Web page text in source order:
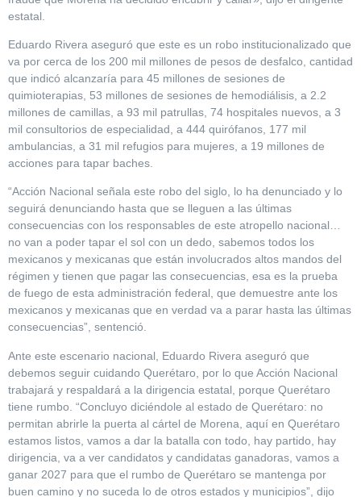
estatal.
Eduardo Rivera aseguró que este es un robo institucionalizado que
va por cerca de los 200 mil millones de pesos de desfalco, cantidad
que indicó alcanzaría para 45 millones de sesiones de
quimioterapias, 53 millones de sesiones de hemodiálisis, a 2.2
millones de camillas, a 93 mil patrullas, 74 hospitales nuevos, a 3
mil consultorios de especialidad, a 444 quirófanos, 177 mil
ambulancias, a 31 mil refugios para mujeres, a 19 millones de
acciones para tapar baches.
“Acción Nacional señala este robo del siglo, lo ha denunciado y lo
seguirá denunciando hasta que se lleguen a las últimas
consecuencias con los responsables de este atropello nacional…
no van a poder tapar el sol con un dedo, sabemos todos los
mexicanos y mexicanas que están involucrados altos mandos del
régimen y tienen que pagar las consecuencias, esa es la prueba
de fuego de esta administración federal, que demuestre ante los
mexicanos y mexicanas que en verdad va a parar hasta las últimas
consecuencias”, sentenció.
Ante este escenario nacional, Eduardo Rivera aseguró que
debemos seguir cuidando Querétaro, por lo que Acción Nacional
trabajará y respaldará a la dirigencia estatal, porque Querétaro
tiene rumbo. “Concluyo diciéndole al estado de Querétaro: no
permitan abrirle la puerta al cártel de Morena, aquí en Querétaro
estamos listos, vamos a dar la batalla con todo, hay partido, hay
dirigencia, va a ver candidatos y candidatas ganadoras, vamos a
ganar 2027 para que el rumbo de Querétaro se mantenga por
buen camino y no suceda lo de otros estados y municipios”, dijo